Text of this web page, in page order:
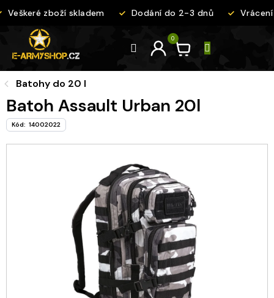
naVeškeré zboží skladem Dodání do 2-3 dnů
Batohy do 20 l
Batoh Assault Urban 20l
Kód: 14002022